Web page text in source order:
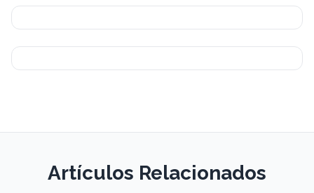
Artículos Relacionados